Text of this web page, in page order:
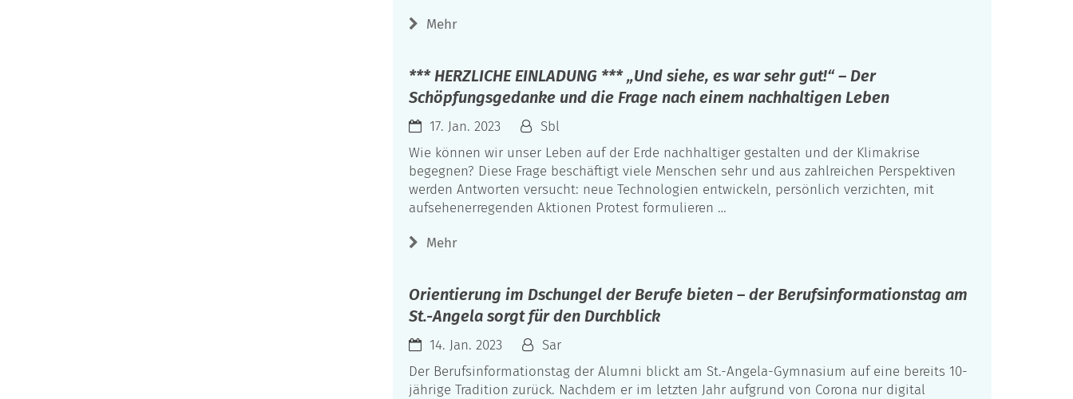
Mehr
*** HERZLICHE EINLADUNG *** „Und siehe, es war sehr gut!“ – Der
Schöpfungsgedanke und die Frage nach einem nachhaltigen Leben
17. Jan. 2023
Sbl
Wie können wir unser Leben auf der Erde nachhaltiger gestalten und der Klimakrise
begegnen? Diese Frage beschäftigt viele Menschen sehr und aus zahlreichen Perspektiven
werden Antworten versucht: neue Technologien entwickeln, persönlich verzichten, mit
aufsehenerregenden Aktionen Protest formulieren …
Mehr
Orientierung im Dschungel der Berufe bieten – der Berufsinformationstag am
St.-Angela sorgt für den Durchblick
14. Jan. 2023
Sar
Der Berufsinformationstag der Alumni blickt am St.-Angela-Gymnasium auf eine bereits 10-
jährige Tradition zurück. Nachdem er im letzten Jahr aufgrund von Corona nur digital